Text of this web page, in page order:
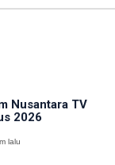
Nusantara TV
2026
lalu